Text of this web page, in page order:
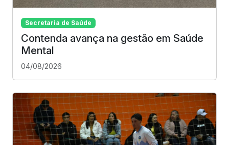
Secretaria de Saúde
Contenda avança na gestão em Saúde
Mental
04/08/2026